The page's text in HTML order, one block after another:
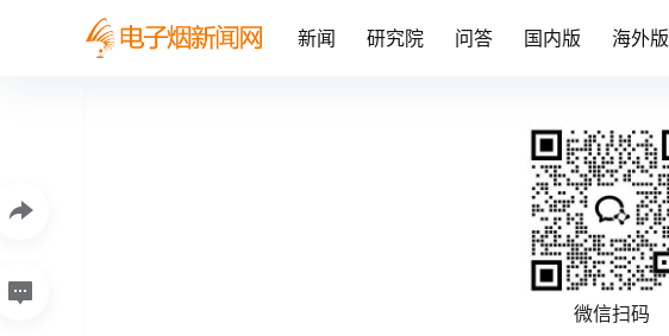
新闻 研究院 问答 国内版 海外版
微信扫码